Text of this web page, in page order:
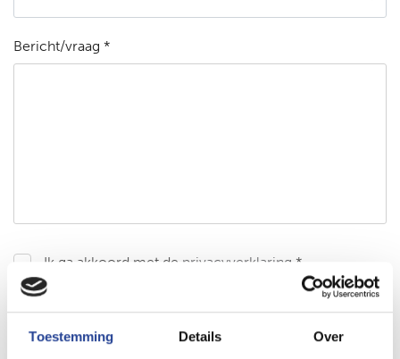
Toestemming Details Over
Bericht/vraag *
Ik ga akkoord met de privacyverklaring *